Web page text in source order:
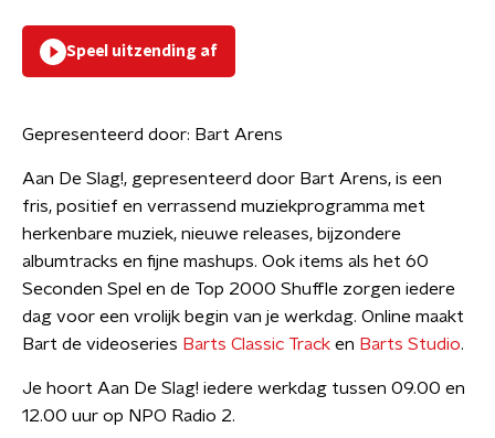
Speel uitzending af
Gepresenteerd door: Bart Arens
Aan De Slag!, gepresenteerd door Bart Arens, is een
fris, positief en verrassend muziekprogramma met
herkenbare muziek, nieuwe releases, bijzondere
albumtracks en fijne mashups. Ook items als het 60
Seconden Spel en de Top 2000 Shuffle zorgen iedere
dag voor een vrolijk begin van je werkdag. Online maakt
Bart de videoseries Barts Classic Track en Barts Studio.
Je hoort Aan De Slag! iedere werkdag tussen 09.00 en
12.00 uur op NPO Radio 2.